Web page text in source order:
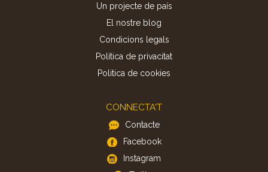
Un projecte de país
El nostre blog
Condicions legals
Política de privacitat
Politica de cookies
CONNECTA'T
Contacte
Facebook
Instagram